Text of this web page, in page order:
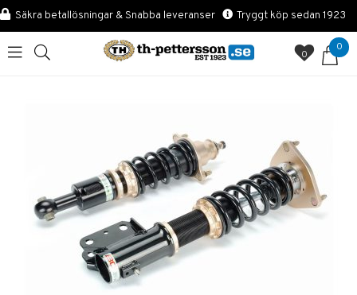
Säkra betallösningar & Snabba leveranser Tryggt köp sedan 1923
0
0